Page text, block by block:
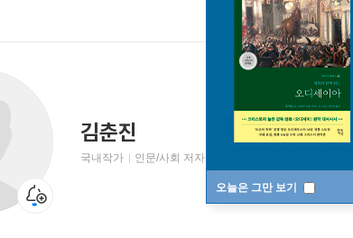
오늘은 그만 보기
김춘진
국내작가 인문/사회 저자